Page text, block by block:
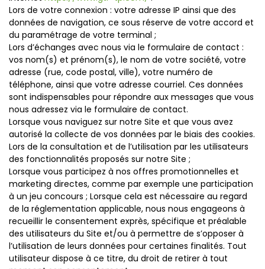
Lors de votre connexion : votre adresse IP ainsi que des
données de navigation, ce sous réserve de votre accord et
du paramétrage de votre terminal ;
Lors d’échanges avec nous via le formulaire de contact :
vos nom(s) et prénom(s), le nom de votre société, votre
adresse (rue, code postal, ville), votre numéro de
téléphone, ainsi que votre adresse courriel. Ces données
sont indispensables pour répondre aux messages que vous
nous adressez via le formulaire de contact.
Lorsque vous naviguez sur notre Site et que vous avez
autorisé la collecte de vos données par le biais des cookies.
Lors de la consultation et de l’utilisation par les utilisateurs
des fonctionnalités proposés sur notre Site ;
Lorsque vous participez à nos offres promotionnelles et
marketing directes, comme par exemple une participation
à un jeu concours ; Lorsque cela est nécessaire au regard
de la réglementation applicable, nous nous engageons à
recueillir le consentement exprès, spécifique et préalable
des utilisateurs du Site et/ou à permettre de s’opposer à
l’utilisation de leurs données pour certaines finalités. Tout
utilisateur dispose à ce titre, du droit de retirer à tout